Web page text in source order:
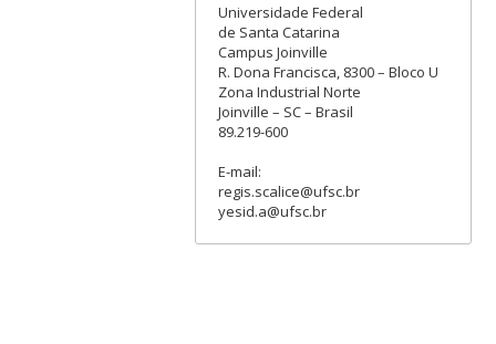
Universidade Federal
de Santa Catarina
Campus Joinville
R. Dona Francisca, 8300 – Bloco U
Zona Industrial Norte
Joinville – SC – Brasil
89.219-600
E-mail:
regis.scalice@ufsc.br
yesid.a@ufsc.br